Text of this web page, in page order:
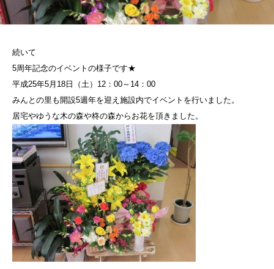
続いて
5周年記念のイベントの様子です★
平成25年5月18日（土）12：00～14：00
みんとの里も開設5週年を迎え施設内でイベントを行いました。
居宅やゆうな木の森や柊の森からお花を頂きました。